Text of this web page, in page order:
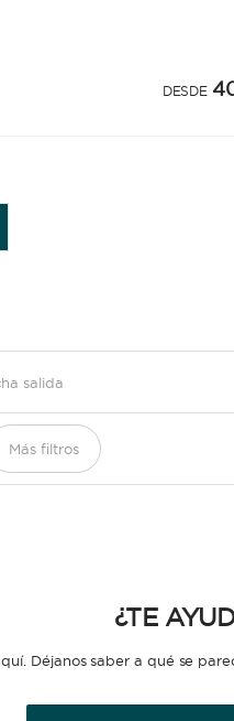
Más filtros
DESDE
¿TE
Déjanos saber a qué se